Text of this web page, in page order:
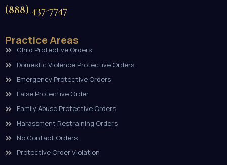
(888) 437-7747
Practice Areas
Child Protective Orders
Domestic Violence Protective Orders
Emergency Protective Orders
False Protective Order
Family Abuse Protective Orders
Harassment Restraining Orders
No Contact Orders
Protective Order Violation